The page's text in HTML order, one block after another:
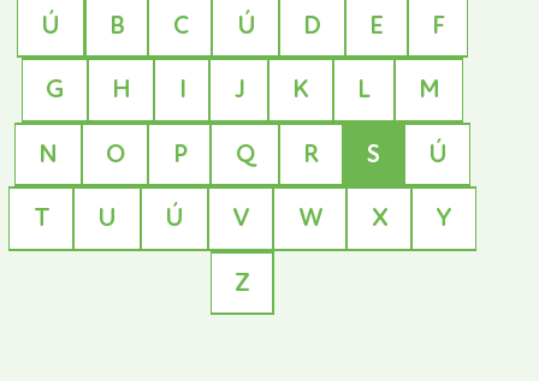
Ú B C Ú D E F
G H I J K L M
N O P Q R S Ú
T U Ú V W X Y
Z